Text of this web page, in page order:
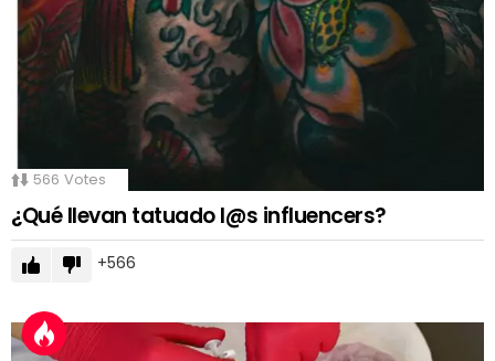
566 Votes
¿Qué llevan tatuado l@s influencers?
566